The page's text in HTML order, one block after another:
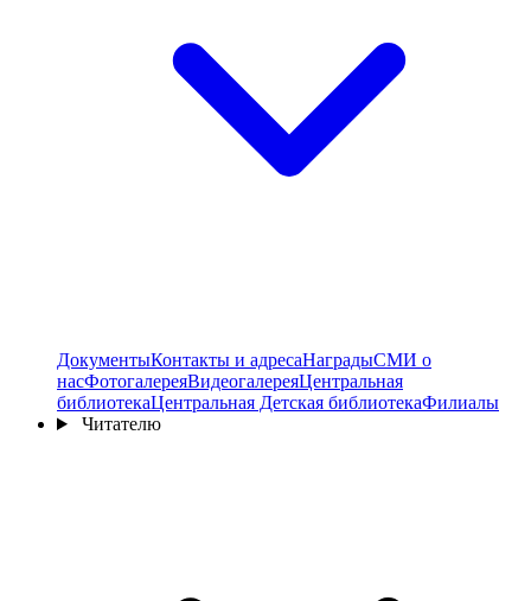
ДокументыКонтакты и адресаНаградыСМИ о
насФотогалереяВидеогалереяЦентральная
библиотекаЦентральная Детская библиотекаФилиалы
Читателю